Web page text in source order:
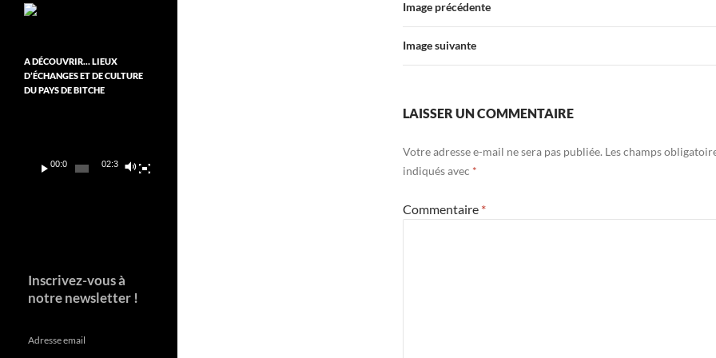
o
o
k
t
r
er
Image précédente
Image suivante
LAISSER UN COMMENTAIRE
Votre adresse e-mail ne sera pas publiée. Les champs
indiqués avec *
Commentaire *
A DÉCOUVRIR… LIEUX
D’ÉCHANGES ET DE CULTURE
DU PAYS DE BITCHE
00:00 02:37
Inscrivez-vous à
notre newsletter !
Adresse email